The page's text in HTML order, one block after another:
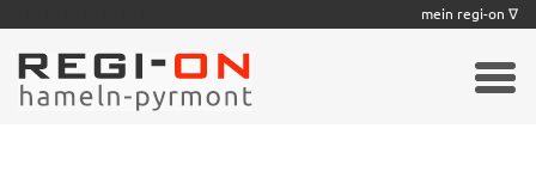
mein regi-on ∇